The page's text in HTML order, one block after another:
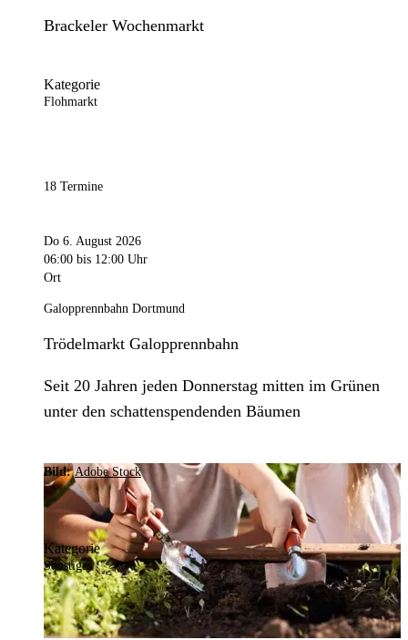
Brackeler Wochenmarkt
Kategorie
Flohmarkt
18 Termine
Do 6. August 2026
06:00 bis 12:00 Uhr
Ort
Galopprennbahn Dortmund
Trödelmarkt Galopprennbahn
Seit 20 Jahren jeden Donnerstag mitten im Grünen
unter den schattenspendenden Bäumen
Bild:Adobe Stock
Kategorie
Sonstiges